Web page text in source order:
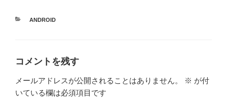
カ
ANDROID
コメントを残す
メールアドレスが公開されることはありません。 ※ が付
いている欄は必須項目です